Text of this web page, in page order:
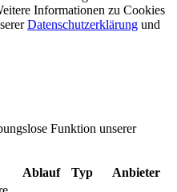
Informationen zu Cookies
Datenschutzerklärung und
Funktion unserer
Ablauf Typ
Anbieter